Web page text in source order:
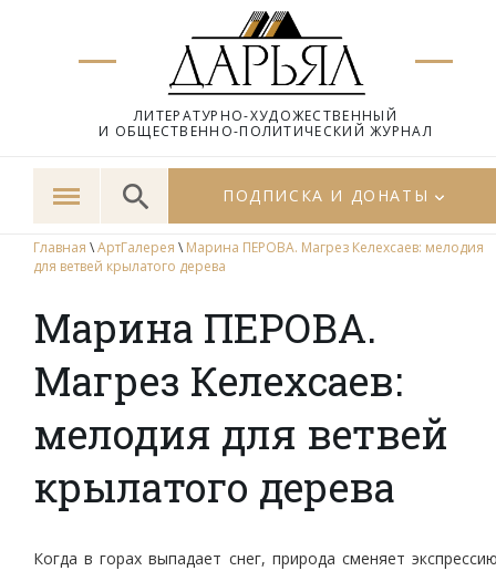
ЛИТЕРАТУРНО-ХУДОЖЕСТВЕННЫЙ
И ОБЩЕСТВЕННО-ПОЛИТИЧЕСКИЙ ЖУРНАЛ
ПОДПИСКА И ДОНАТЫ
Главная \АртГалерея \ Марина ПЕРОВА. Магрез Келехсаев: мелодия
для ветвей крылатого дерева
Марина ПЕРОВА.
Магрез Келехсаев:
мелодия для ветвей
крылатого дерева
Когда в горах выпадает снег, природа сменяет